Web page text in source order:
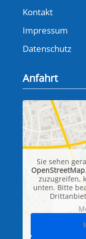
Kontakt
Impressum
Datenschutz
Anfahrt
Sie sehen
OpenStreetMap
zuzugreifen,
unten. Bitte